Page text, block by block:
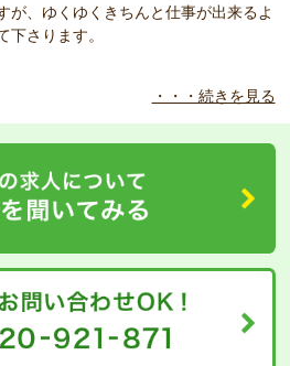
が、ゆくゆくきちんと仕事が出来るよ
下さります。
がほぼ半分なので、男性の方も気軽に
た職員同士連携が取りやすく出来る
おり雰囲気が良く働きやすいです♪
・・・続きを見る